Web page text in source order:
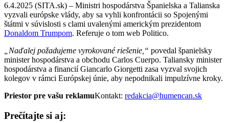
6.4.2025 (SITA.sk) – Ministri hospodárstva Španielska a Talianska
vyzvali európske vlády, aby sa vyhli konfrontácii so Spojenými
štátmi v súvislosti s clami uvalenými americkým prezidentom
Donaldom Trumpom. Referuje o tom web Politico.
„Naďalej požadujeme vyrokované riešenie,“ povedal španielsky
minister hospodárstva a obchodu Carlos Cuerpo. Taliansky minister
hospodárstva a financií Giancarlo Giorgetti zasa vyzval svojich
kolegov v rámci Európskej únie, aby nepodnikali impulzívne kroky.
Priestor pre vašu reklamuKontakt: redakcia@humencan.sk
Prečítajte si aj: